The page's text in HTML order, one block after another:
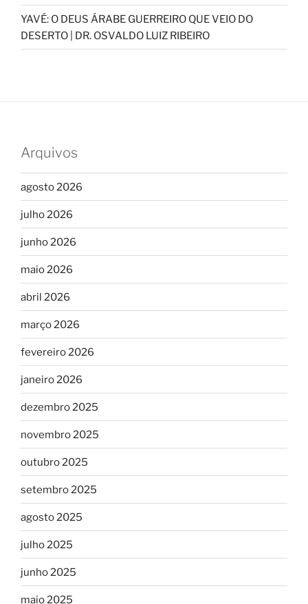
YAVÉ: O DEUS ÁRABE GUERREIRO QUE VEIO DO
DESERTO | DR. OSVALDO LUIZ RIBEIRO
Arquivos
agosto 2026
julho 2026
junho 2026
maio 2026
abril 2026
março 2026
fevereiro 2026
janeiro 2026
dezembro 2025
novembro 2025
outubro 2025
setembro 2025
agosto 2025
julho 2025
junho 2025
maio 2025